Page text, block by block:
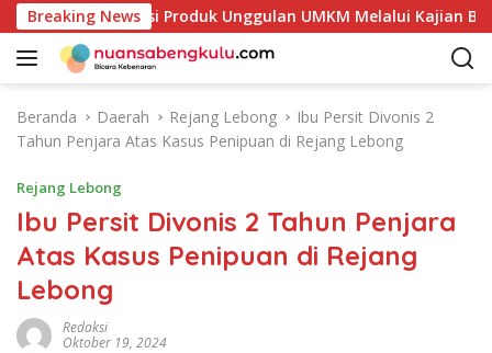
a
Breaking News
Potensi Produk Unggulan UMKM Melalui Kajian Bank
Beranda Daerah Rejang Lebong
Ibu Persit Divonis 2
Tahun Penjara Atas Kasus Penipuan di Rejang Lebong
Rejang Lebong
Ibu Persit Divonis 2 Tahun Penjara
Atas Kasus Penipuan di Rejang
Lebong
Redaksi
Oktober 19, 2024